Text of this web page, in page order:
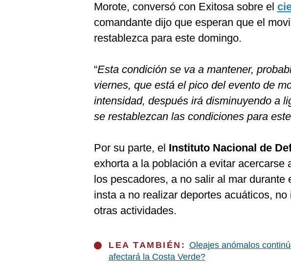
Morote, conversó con Exitosa sobre el
comandante dijo que esperan que el
restablezca para este domingo.
“Esta condición se va a mantener,
viernes, que está el pico del evento de
intensidad, después irá disminuyendo a
se restablezcan las condiciones para
Por su parte, el Instituto Nacional de
exhorta a la población a evitar acercarse
los pescadores, a no salir al mar durante
insta a no realizar deportes acuáticos,
otras actividades.
LEA TAMBIÉN: Oleajes anómalos
afectará la Costa Verde?